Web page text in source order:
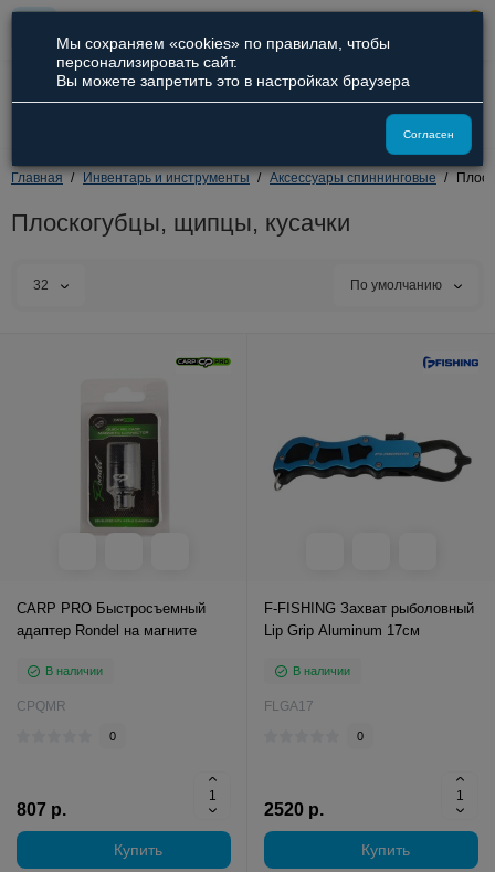
8 (800) 551-09-94
8 (929) 836-66-51
Главная Инвентарь и инструменты Аксессуары спиннинговые
Плоскогубцы, щипцы, кусачки
32 По умолчанию
CARP PRO Быстросъемный
адаптер Rondel на магните
В наличии
CPQMR
0
807 р.
Купить
F-FISHING Захват рыболовный
Lip Grip Aluminum 17см
В наличии
FLGA17
0
2520 р.
Купить
Мы сохраняем «cookies» по правилам, чтобы
персонализировать сайт.
Вы можете запретить это в настройках браузера
Согласен